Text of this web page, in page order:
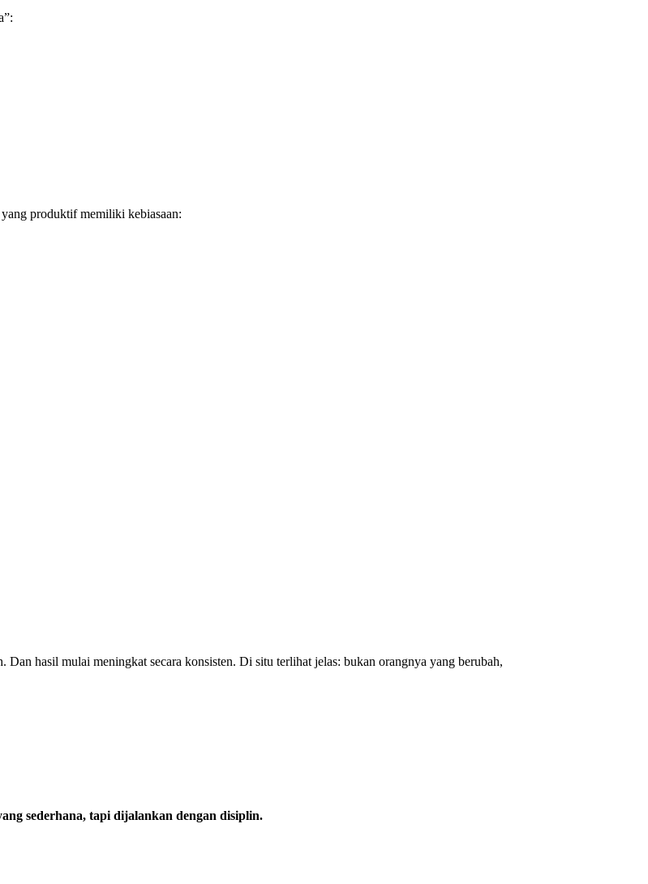
produktif memiliki kebiasaan:
hasil mulai meningkat secara konsisten. Di situ terlihat jelas: bukan orangnya yang berubah,
sederhana, tapi dijalankan dengan disiplin.